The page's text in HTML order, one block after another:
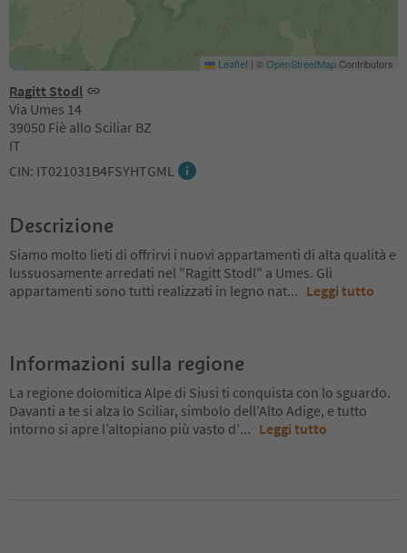
Ragitt Stodl
Via Umes 14
39050 Fiè allo Sciliar BZ
IT
CIN: IT021031B4FSYHTGML
Leaflet | ©OpenStreetMapContributors
Descrizione
Siamo molto lieti di offrirvi i nuovi appartamenti di alta qualità e
lussuosamente arredati nel "Ragitt Stodl" a Umes. Gli
appartamenti sono tutti realizzati in legno nat... Leggi tutto
Informazioni sulla regione
La regione dolomitica Alpe di Siusi ti conquista con lo sguardo.
Davanti a te si alza lo Sciliar, simbolo dell’Alto Adige, e tutto
intorno si apre l’altopiano più vasto d’... Leggi tutto